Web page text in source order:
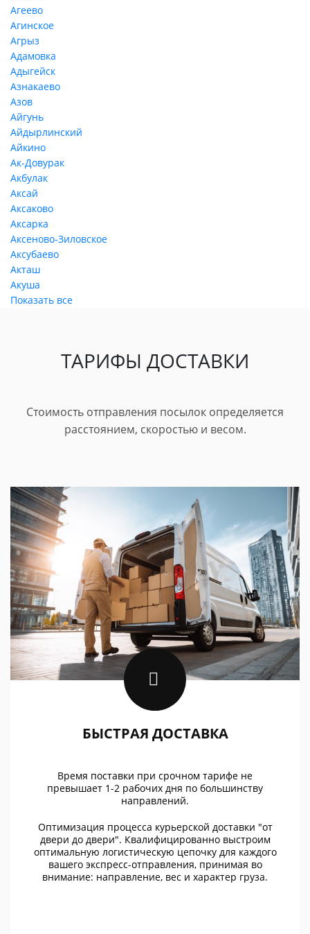
Агеево
Агинское
Агрыз
Адамовка
Адыгейск
Азнакаево
Азов
Айгунь
Айдырлинский
Айкино
Ак-Довурак
Акбулак
Аксай
Аксаково
Аксарка
Аксеново-Зиловское
Аксубаево
Акташ
Акуша
Показать все
ТАРИФЫ ДОСТАВКИ
Стоимость отправления посылок определяется
расстоянием, скоростью и весом.
БЫСТРАЯ ДОСТАВКА
Время поставки при срочном тарифе не
превышает 1-2 рабочих дня по большинству
направлений.
Оптимизация процесса курьерской доставки "от
двери до двери". Квалифицированно выстроим
оптимальную логистическую цепочку для каждого
вашего экспресс-отправления, принимая во
внимание: направление, вес и характер груза.